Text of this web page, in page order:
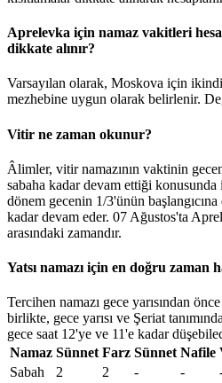
Aprelevka için namaz vakitleri
dikkate alınır?
Varsayılan olarak, Moskova için
mezhebine uygun olarak belirlenir.
Vitir ne zaman okunur?
Âlimler, vitir namazının vaktinin
sabaha kadar devam ettiği
dönem gecenin 1/3'ünün
kadar devam eder. 07 Ağustos'ta
arasındaki zamandır.
Yatsı namazı için en doğru zaman
Tercihen namazı gece yarısından
birlikte, gece yarısı ve Şeriat
gece saat 12'ye ve 11'e kadar
Namaz Sünnet Farz Sünnet Nafile
Sabah
2 2 - -